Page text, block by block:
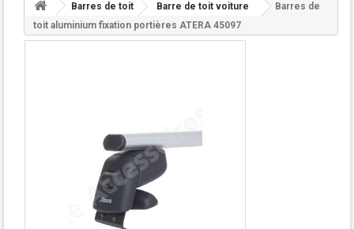
Barres de toit Barre de toit voiture
Barres de
toit aluminium fixation portières ATERA 45097Retour aux résultats